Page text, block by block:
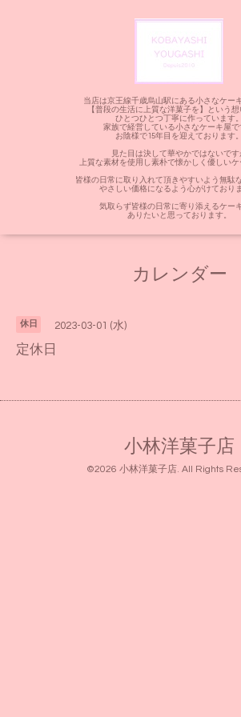
当店は京王線千歳烏山駅にある小さなケー
【普段の生活に上質な洋菓子を】という想
ひとつひとつ丁寧に作っています。
家族で経営している小さなケーキ屋で
お陰様で15年目を迎えております。
見た目は決して華やかではないです
上質な素材を使用し素朴で懐かしく優しいケ
皆様の日常に取り入れて頂きやすいよう無駄
やさしい価格になるよう心がけておりま
気取らず皆様の日常に寄り添えるケー
ありたいと思っております。
カレンダー
休日 2023-03-01 (水)
定休日
小林洋菓子店
©2026 小林洋菓子店. All Rights